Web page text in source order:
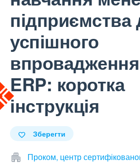
підприємства
успішного
ERP: коротка
інструкція
Зберегти
Проком, центр